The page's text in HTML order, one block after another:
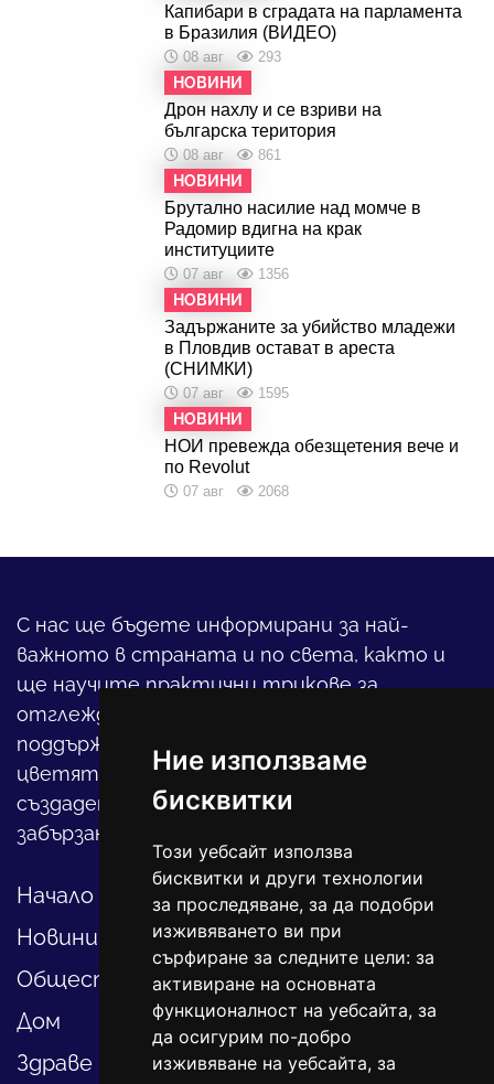
Ние използваме
бисквитки
Този уебсайт използва
бисквитки и други технологии
за проследяване, за да подобри
изживяването ви при
сърфиране за следните цели: за
активиране на основната
функционалност на уебсайта, за
да осигурим по-добро
изживяване на уебсайта, за
Капибари в сградата на парламента
в Бразилия (ВИДЕО)
08 авг 293
НОВИНИ
Дрон нахлу и се взриви на
българска територия
08 авг 861
НОВИНИ
Брутално насилие над момче в
Радомир вдигна на крак
институциите
07 авг 1356
НОВИНИ
Задържаните за убийство младежи
в Пловдив остават в ареста
(СНИМКИ)
07 авг 1595
НОВИНИ
НОИ превежда обезщетения вече и
по Revolut
07 авг 2068
С нас ще бъдете информирани за най-
важното в страната и по света, както и
ще научите практични трикове за
отглеждането на детето, за
поддържането на дома и градината,
цветята, интериора и, въобще, как да
създадете своя уютен оазис в този така
забързан свят.
Начало
Новини
Общество
Дом
Здраве